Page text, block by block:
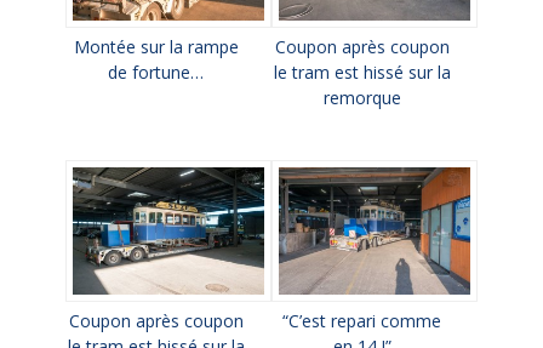
Montée sur la rampe
de fortune…
Coupon après coupon
le tram est hissé sur la
remorque
Coupon après coupon
“C’est repari comme